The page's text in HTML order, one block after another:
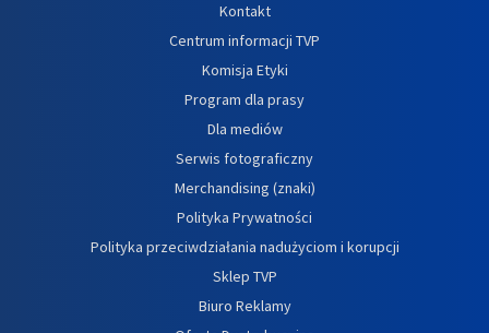
Kontakt
Centrum informacji TVP
Komisja Etyki
Program dla prasy
Dla mediów
Serwis fotograficzny
Merchandising (znaki)
Polityka Prywatności
Polityka przeciwdziałania nadużyciom i korupcji
Sklep TVP
Biuro Reklamy